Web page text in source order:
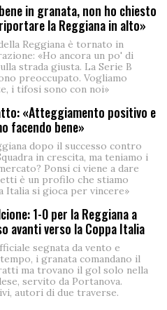
in granata, non ho chiesto
la Reggiana in alto»
Reggiana è tornato in
«Ho ancora un po' di
strada giusta. La Serie B
preoccupato. Vogliamo
i tifosi sono con noi»
«Atteggiamento positivo e
facendo bene»
dopo il successo contro
in crescita, ma teniamo i
Ponsi ci viene a dare
è un profilo che stiamo
Italia si gioca per vincere»
1-0 per la Reggiana a
avanti verso la Coppa Italia
segnata da vento e
i granata comandano il
ma trovano il gol solo nella
servito da Portanova.
autori di due traverse.